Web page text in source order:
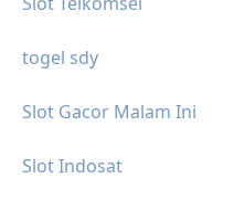
togel sdy
Slot Gacor Malam Ini
Slot Indosat